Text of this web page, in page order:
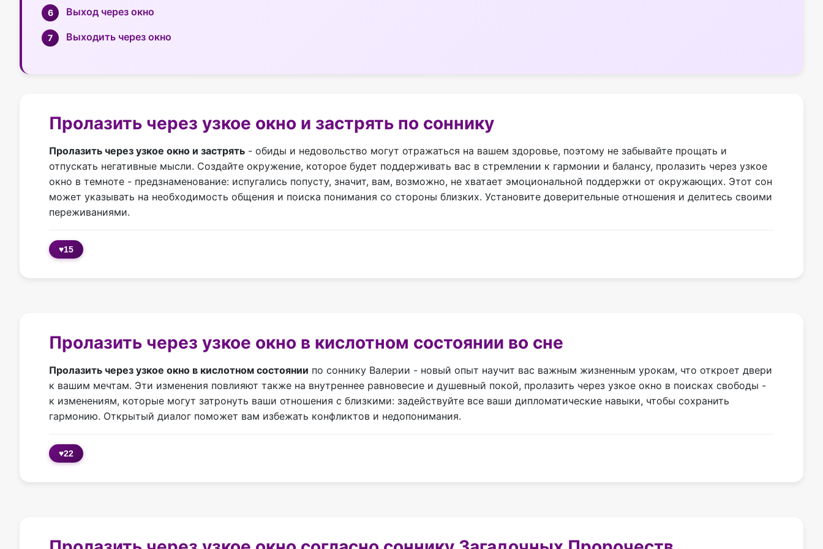
Выход через окно
Выходить через окно
Пролазить через узкое окно и застрять по соннику
Пролазить через узкое окно и застрять - обиды и недовольство могут отражаться на вашем здоровье, поэтому не забывайте прощать и
отпускать негативные мысли. Создайте окружение, которое будет поддерживать вас в стремлении к гармонии и балансу, пролазить через узкое
окно в темноте - предзнаменование: испугались попусту, значит, вам, возможно, не хватает эмоциональной поддержки от окружающих. Этот сон
может указывать на необходимость общения и поиска понимания со стороны близких. Установите доверительные отношения и делитесь своими
переживаниями.
♥15
Пролазить через узкое окно в кислотном состоянии во сне
Пролазить через узкое окно в кислотном состоянии по соннику Валерии - новый опыт научит вас важным жизненным урокам, что откроет двери
к вашим мечтам. Эти изменения повлияют также на внутреннее равновесие и душевный покой, пролазить через узкое окно в поисках свободы -
к изменениям, которые могут затронуть ваши отношения с близкими: задействуйте все ваши дипломатические навыки, чтобы сохранить
гармонию. Открытый диалог поможет вам избежать конфликтов и недопонимания.
♥22